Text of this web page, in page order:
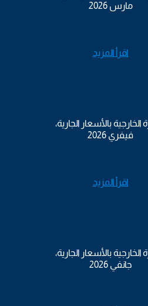
مارس 2026
اقرأ المزيد
الخارجية بالأسعار الجارية،
فيفري 2026
اقرأ المزيد
الخارجية بالأسعار الجارية،
جانفي 2026